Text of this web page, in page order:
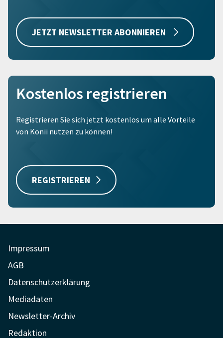
JETZT NEWSLETTER ABONNIEREN
Kostenlos registrieren
Registrieren Sie sich jetzt kostenlos um alle Vorteile
von Konii nutzen zu können!
REGISTRIEREN
Impressum
AGB
Datenschutzerklärung
Mediadaten
Newsletter-Archiv
Redaktion